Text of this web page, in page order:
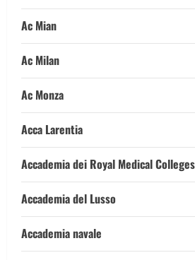
Ac Mian
Ac Milan
Ac Monza
Acca Larentia
Accademia dei Royal Medical Colleges
Accademia del Lusso
Accademia navale